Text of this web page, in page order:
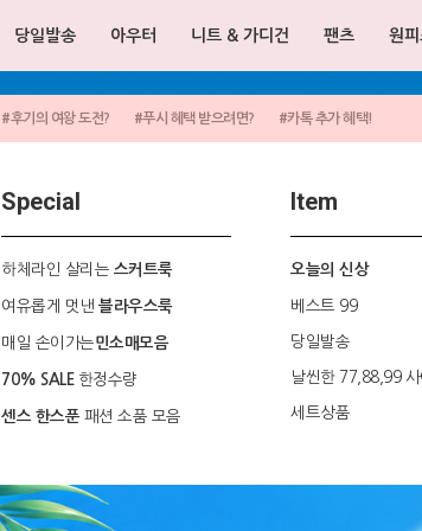
#후기의 여왕 도전? #푸시 혜택 받으려면? #카톡 추가 혜택!
Special
하체라인 살리는 스커트룩
여유롭게 멋낸 블라우스룩
매일 손이가는민소매모음
70% SALE 한정수량
센스 한스푼패션 소품 모음
Item
오늘의 신상
베스트 99
당일발송
날씬한 77,88,99
세트상품
당일발송 아우터 니트 & 가디건 팬츠 원